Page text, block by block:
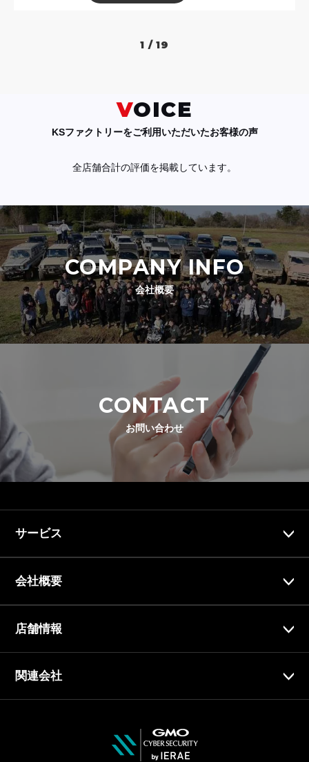
1 / 19
VOICE
KSファクトリーをご利用いただいたお客様の声
全店舗合計の評価を掲載しています。
COMPANY INFO
会社概要
CONTACT
お問い合わせ
サービス
会社概要
店舗情報
関連会社